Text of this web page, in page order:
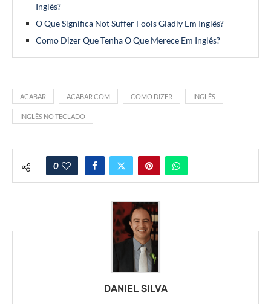
Inglês?
O Que Significa Not Suffer Fools Gladly Em Inglês?
Como Dizer Que Tenha O Que Merece Em Inglês?
ACABAR ACABAR COM COMO DIZER INGLÊS
INGLÊS NO TECLADO
0
DANIEL SILVA